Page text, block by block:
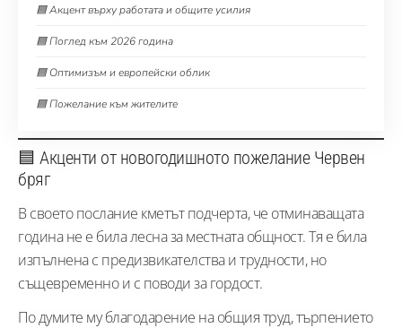
🟦 Акцент върху работата и общите усилия
🟦 Поглед към 2026 година
🟦 Оптимизъм и европейски облик
🟦 Пожелание към жителите
🟦 Акценти от новогодишното пожелание Червен
бряг
В своето послание кметът подчерта, че отминаващата
година не е била лесна за местната общност. Тя е била
изпълнена с предизвикателства и трудности, но
същевременно и с поводи за гордост.
По думите му благодарение на общия труд, търпението